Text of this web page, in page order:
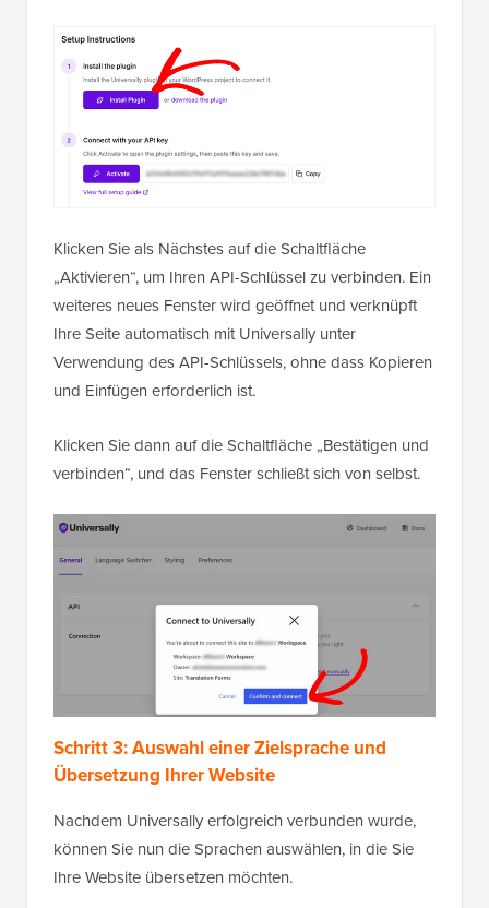
Klicken Sie als Nächstes auf die Schaltfläche
„Aktivieren“, um Ihren API-Schlüssel zu verbinden. Ein
weiteres neues Fenster wird geöffnet und verknüpft
Ihre Seite automatisch mit Universally unter
Verwendung des API-Schlüssels, ohne dass Kopieren
und Einfügen erforderlich ist.
Klicken Sie dann auf die Schaltfläche „Bestätigen und
verbinden“, und das Fenster schließt sich von selbst.
Schritt 3: Auswahl einer Zielsprache und
Übersetzung Ihrer Website
Nachdem Universally erfolgreich verbunden wurde,
können Sie nun die Sprachen auswählen, in die Sie
Ihre Website übersetzen möchten.